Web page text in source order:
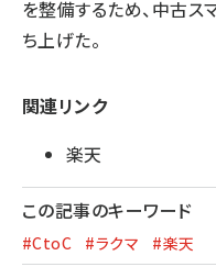
を整備するため、中古
ち上げた。
関連リンク
楽天
この記事のキーワード
#CtoC #ラクマ #楽天